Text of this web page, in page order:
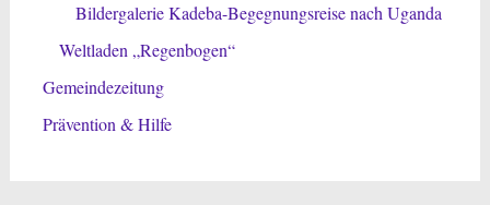
Bildergalerie Kadeba-Begegnungsreise nach Uganda
Weltladen „Regenbogen“
Gemeindezeitung
Prävention & Hilfe